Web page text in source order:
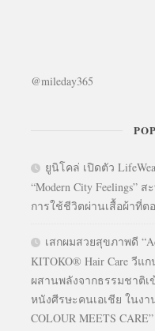
@mileday365
ยูนิโคล่ เปิดตัว
“Modern City
การใช้ชีวิตผ่านเสื้อผ้าที่ต
เสกผมสวยสุขภาพดี
KITOKO® Hair Care วี
ผสานพลังจากธรรมชาติเ
หนังศีรษะคนเอเชีย ในงา
COLOUR MEETS CARE”